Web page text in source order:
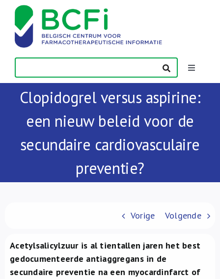
content
Toggle
Nieuws
Publicaties
FR
Clopidogrel versus aspirine:
een nieuw beleid voor de
secundaire cardiovasculaire
preventie?
Vorige Volgende
Acetylsalicylzuur is al tientallen jaren het best
gedocumenteerde antiaggregans in de
secundaire preventie na een myocardinfarct of